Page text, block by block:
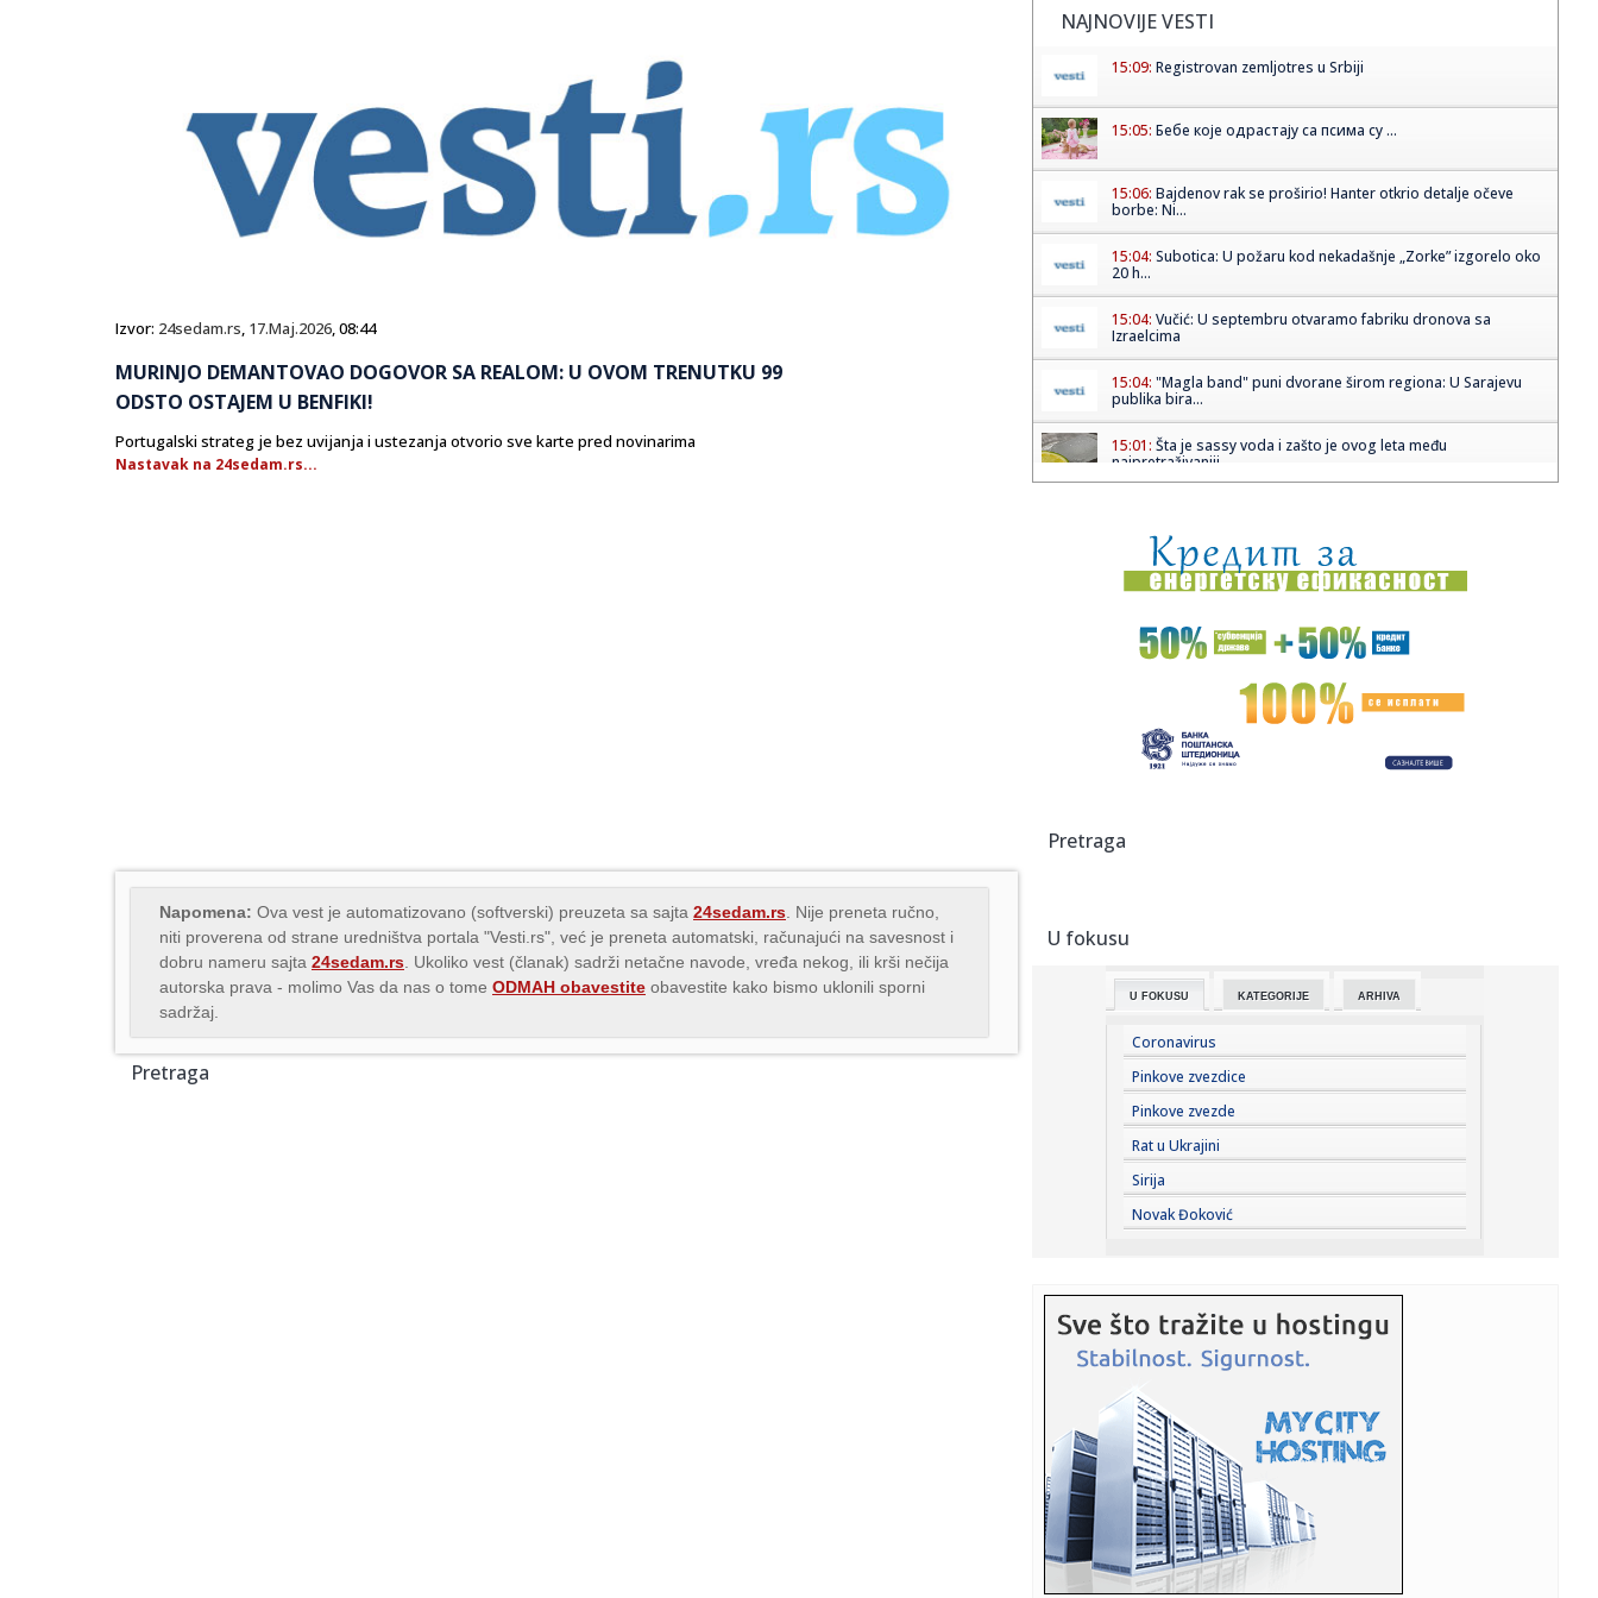
Izvor: 24sedam.rs, 17.Maj.2026, 08:44
MURINJO DEMANTOVAO DOGOVOR SA REALOM: U OVOM TRENUTKU 99
ODSTO OSTAJEM U BENFIKI!
Portugalski strateg je bez uvijanja i ustezanja otvorio sve karte pred novinarima
Nastavak na 24sedam.rs...
Napomena: Ova vest je automatizovano (softverski) preuzeta sa sajta 24sedam.rs . Nije preneta ručno,
niti proverena od strane uredništva portala "Vesti.rs", već je preneta automatski, računajući na savesnost i
dobru nameru sajta 24sedam.rs . Ukoliko vest (članak) sadrži netačne navode, vređa nekog, ili krši nečija
autorska prava - molimo Vas da nas o tome ODMAH obavestite obavestite kako bismo uklonili sporni
sadržaj.
Pretraga
NAJNOVIJE VESTI
15:09: Registrovan zemljotres u Srbiji
15:05: Бебе које одрастају са псима су ...
15:06: Bajdenov rak se proširio! Hanter otkrio detalje očeve
borbe: Ni...
15:04: Subotica: U požaru kod nekadašnje „Zorke” izgorelo oko
20 h...
15:04: Vučić: U septembru otvaramo fabriku dronova sa
Izraelcima
15:04: "Magla band" puni dvorane širom regiona: U Sarajevu
publika bira...
15:01: Šta je sassy voda i zašto je ovog leta među
najpretraživaniji...
14:58:Užas u školi: Broj žrtava pucnjave na Tajlandu porastao na
dev...
14:56:"Sahranio sam dedu, pa sam dao koš za pobedu
Partizana"
Nafta vredna bilion dolara pokrenula novu dramu na
14:52:Preminuo otac Lionela Mesija
argentinskog fudbaler...
14:49:
14:47:
VELIKA TUGA U PORODICI MESI: Preminuo čovek koji je bio
14:45:Humanitarni ponedeljak na Štrandu 10. avgusta: Posetioci
će mo...
14:45:Veliki zaokret u Mađarskoj: Tisa za predsednika
kandidovala čov...
14:43:Stiže fabrika dronova u Srbiju: Vučić otkrio kada će biti
otv...
14:42: Martinu pol na "Silverstounu"
14:41:
princip...
14:40:Arsenalovo pakleno pojačanje za odbranu titule: Stigao je
Bruno ...
14:39:Airbnb beleži veliku potražnju širom sveta, akcije porasle
dev...
14:39:GIMARAEŠ ZVANIČNO PREDSTAVLJEN: Arsenal završio
Pretraga
U fokusu
U FOKUSU KATEGORIJE ARHIVA
Coronavirus
Pinkove zvezdice
Pinkove zvezde
Rat u Ukrajini
Sirija
Novak Đoković